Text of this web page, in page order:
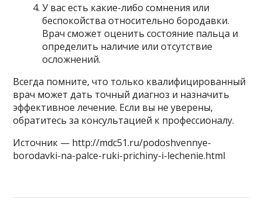
У вас есть какие-либо сомнения или
беспокойства относительно бородавки.
Врач сможет оценить состояние пальца и
определить наличие или отсутствие
осложнений.
Всегда помните, что только квалифицированный
врач может дать точный диагноз и назначить
эффективное лечение. Если вы не уверены,
обратитесь за консультацией к профессионалу.
Источник — http://mdc51.ru/podoshvennye-
borodavki-na-palce-ruki-prichiny-i-lechenie.html